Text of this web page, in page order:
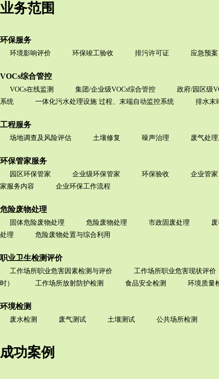
业务范围
环保服务
环境影响评价 环保竣工验收 排污许可证 应急预案
VOCs综合管控
VOCs在线监测 集团/企业级VOCs综合管控
政府/园区级
系统
一体化污水处理设施 过程、末端自动监控系统 排水末
工程服务
场地调查及风险评估 土壤修复 噪声治理 废气处
环保管家服务
园区环保管家 企业级环保管家 环保验收
企业管家
家服务内容
企业环保工作流程
危险废物处理
固体危险废物处理 危险废物处理 市政固废处理
处理
危险废物处置与综合利用
职业卫生检测评价
工作场所职业危害因素检测与评价
工作场所职业危害现状评价
时）
工作场所放射防护检测 食品安全检测 环境质量
环境检测
废水检测 废气测试 土壤测试 公共场所检测
成功案例